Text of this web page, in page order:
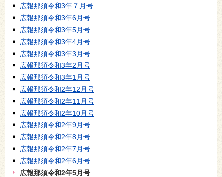
広報那須令和3年７月号
広報那須令和3年6月号
広報那須令和3年5月号
広報那須令和3年4月号
広報那須令和3年3月号
広報那須令和3年2月号
広報那須令和3年1月号
広報那須令和2年12月号
広報那須令和2年11月号
広報那須令和2年10月号
広報那須令和2年9月号
広報那須令和2年8月号
広報那須令和2年7月号
広報那須令和2年6月号
広報那須令和2年5月号